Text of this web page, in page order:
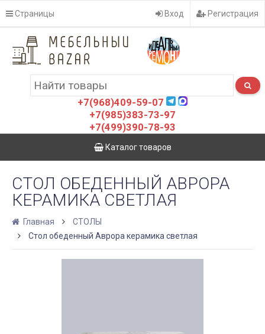
Страницы Вход Регистрация
+7(968)409-59-07
+7(985)383-73-97
+7(499)390-78-93
Каталог товаров
СТОЛ ОБЕДЕННЫЙ АВРОРА
КЕРАМИКА СВЕТЛАЯ
Главная
СТОЛЫ
Стол обеденный Аврора керамика светлая